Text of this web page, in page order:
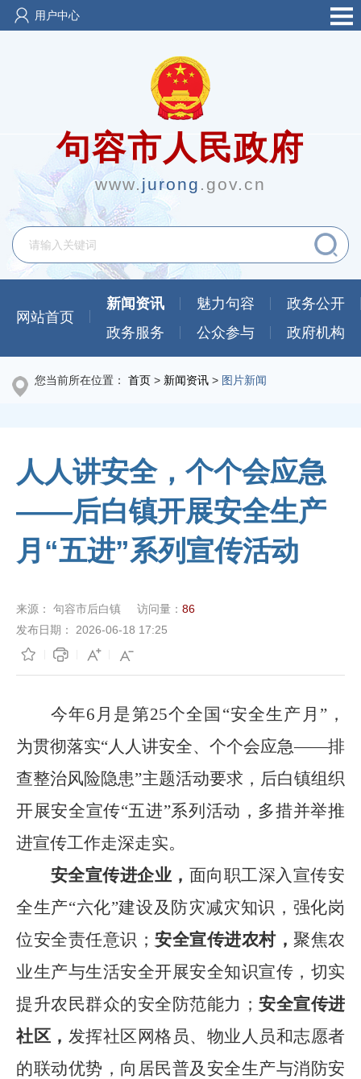
用户中心
句容市人民政府
www.jurong .gov.cn
网站首页
新闻资讯 魅力句容
政务公开
政务服务
公众参与 政府机构
您当前所在位置： 首页 > 新闻资讯 > 图片新闻
人人讲安全，个个会应急
——后白镇开展安全生产
月“五进”系列宣传活动
来源： 句容市后白镇 访问量： 86
发布日期：
2026-06-18 17:25
今年6 月是第25个全国“安全生产月”，
为贯彻落实“人人讲安全、个个会应急——排
查整治风险隐患”主题活动要求，后白镇组织
开展安全宣传“五进”系列活动，多措并举推
进宣传工作走深走实。
安全宣传进企业， 面向职工深入宣传安
全生产“六化”建设及防灾减灾知识，强化岗
位安全责任意识； 安全宣传进农村， 聚焦农
业生产与生活安全开展安全知识宣传，切实
提升农民群众的安全防范能力； 安全宣传进
社区， 发挥社区网格员、物业人员和志愿者
的联动优势，向居民普及安全生产与消防安